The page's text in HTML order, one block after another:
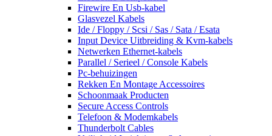
Firewire En Usb-kabel
Glasvezel Kabels
Ide / Floppy / Scsi / Sas / Sata / Esata
Input Device Uitbreiding & Kvm-kabels
Netwerken Ethernet-kabels
Parallel / Serieel / Console Kabels
Pc-behuizingen
Rekken En Montage Accessoires
Schoonmaak Producten
Secure Access Controls
Telefoon & Modemkabels
Thunderbolt Cables